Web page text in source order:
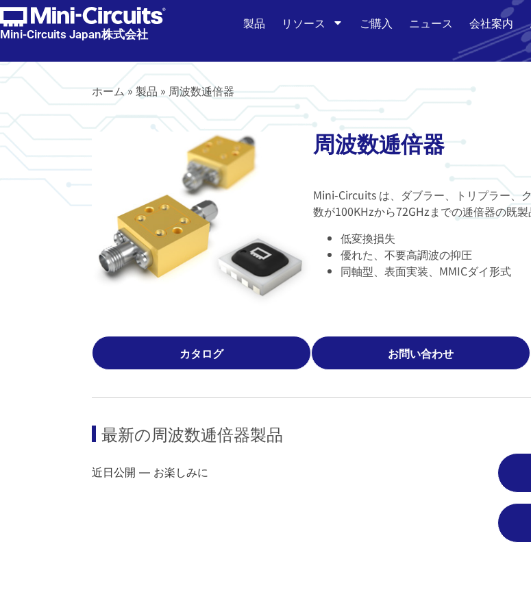
Mini-Circuits Japan株式会社
製品 リソース ご購入 ニュース 会社案内
ホーム»製品 » 周波数逓倍器
周波数逓倍器
Mini-Circuits は、ダブラー、トリプラー
数が100KHzから72GHzまでの逓倍器の既
低変換損失
優れた、不要高調波の抑圧
同軸型、表面実装、MMICダイ形式
カタログ お問い合わせ
最新の周波数逓倍器製品
近日公開 ― お楽しみに